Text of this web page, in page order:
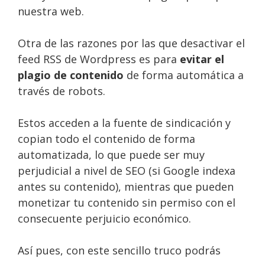
nuestra web.
Otra de las razones por las que desactivar el
feed RSS de Wordpress es para evitar el
plagio de contenido de forma automática a
través de robots.
Estos acceden a la fuente de sindicación y
copian todo el contenido de forma
automatizada, lo que puede ser muy
perjudicial a nivel de SEO (si Google indexa
antes su contenido), mientras que pueden
monetizar tu contenido sin permiso con el
consecuente perjuicio económico.
Así pues, con este sencillo truco podrás